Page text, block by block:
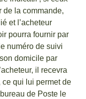
de la commande,
et l’acheteur
pourra fournir par
numéro de suivi
domicile par
il recevra
ce qui lui permet de
de Poste le